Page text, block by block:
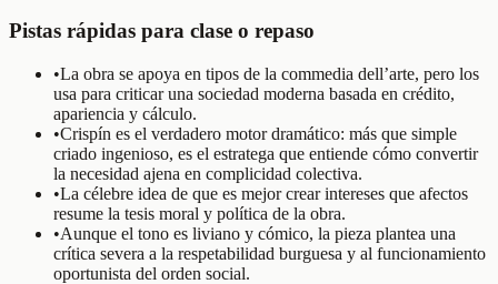
Pistas rápidas para clase o repaso
•La obra se apoya en tipos de la commedia dell’arte, pero los
usa para criticar una sociedad moderna basada en crédito,
apariencia y cálculo.
•Crispín es el verdadero motor dramático: más que simple
criado ingenioso, es el estratega que entiende cómo convertir
la necesidad ajena en complicidad colectiva.
•La célebre idea de que es mejor crear intereses que afectos
resume la tesis moral y política de la obra.
•Aunque el tono es liviano y cómico, la pieza plantea una
crítica severa a la respetabilidad burguesa y al funcionamiento
oportunista del orden social.